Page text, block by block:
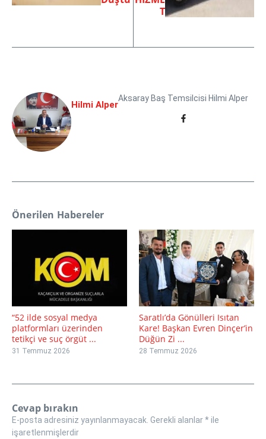
T
Hilmi Alper
Aksaray Baş Temsilcisi Hilmi Alper
Önerilen Habereler
“52 ilde sosyal medya
platformları üzerinden
tetikçi ve suç örgüt ...
31 Temmuz 2026
Saratlı’da Gönülleri Isıtan
Kare! Başkan Evren Dinçer’in
Düğün Zi ...
28 Temmuz 2026
Cevap bırakın
E-posta adresiniz yayınlanmayacak. Gerekli alanlar*ile
işaretlenmişlerdir